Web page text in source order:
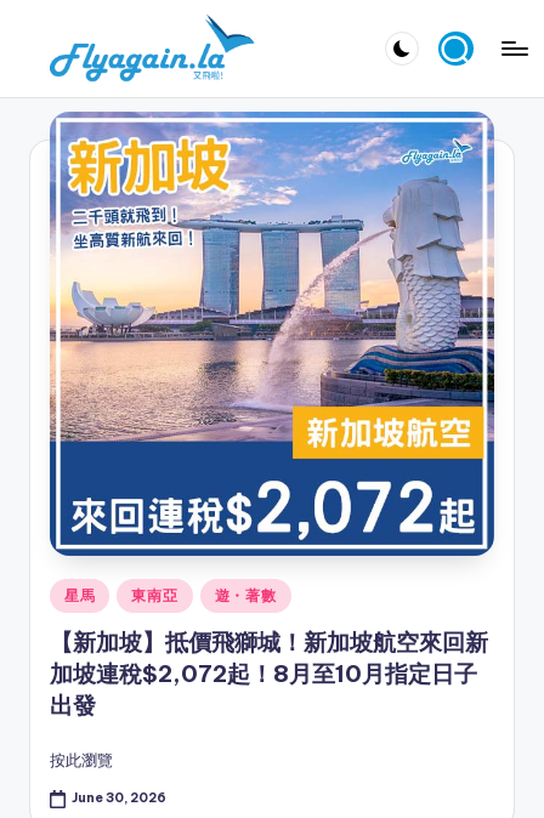
content
飛
啦
Posted
in
星馬 東南亞 遊・著數
【新加坡】抵價飛獅城！新加坡航空來回新
加坡連稅$2,072起！8月至10月指定日子
出發
按此瀏覽
June 30, 2026